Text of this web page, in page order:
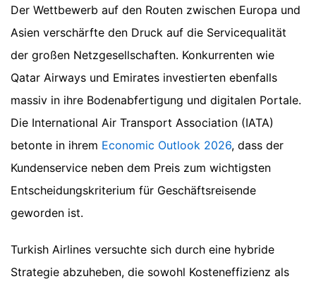
Der Wettbewerb auf den Routen zwischen Europa und
Asien verschärfte den Druck auf die Servicequalität
der großen Netzgesellschaften. Konkurrenten wie
Qatar Airways und Emirates investierten ebenfalls
massiv in ihre Bodenabfertigung und digitalen Portale.
Die International Air Transport Association (IATA)
betonte in ihrem Economic Outlook 2026, dass der
Kundenservice neben dem Preis zum wichtigsten
Entscheidungskriterium für Geschäftsreisende
geworden ist.
Turkish Airlines versuchte sich durch eine hybride
Strategie abzuheben, die sowohl Kosteneffizienz als